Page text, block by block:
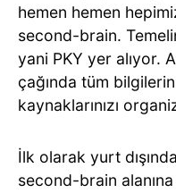
hemen hemen
second-brain.
yani PKY yer alıyor.
çağında tüm
kaynaklarınızı
İlk olarak yurt
second-brain